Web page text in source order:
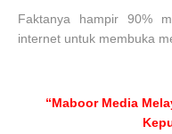
Faktanya hampir 90%
internet untuk membuka
“Maboor Media